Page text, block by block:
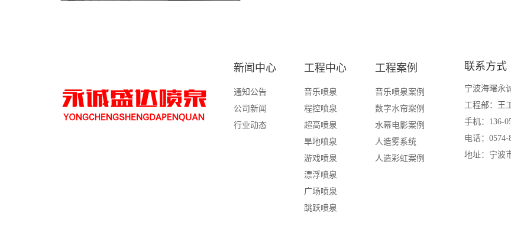
新闻中心
通知公告
公司新闻
行业动态
工程中心
音乐喷泉
程控喷泉
超高喷泉
旱地喷泉
游戏喷泉
漂浮喷泉
广场喷泉
跳跃喷泉
工程案例
音乐喷泉案例
数字水帘案例
水幕电影案例
人造雾系统
人造彩虹案例
联系方式
宁波海曙永
工程部：王
手机：136-
电话：0574-
地址：宁波